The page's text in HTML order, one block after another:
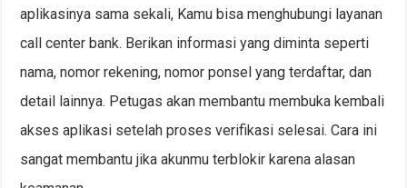
aplikasinya sama sekali, Kamu bisa menghubungi layanan
call center bank. Berikan informasi yang diminta seperti
nama, nomor rekening, nomor ponsel yang terdaftar, dan
detail lainnya. Petugas akan membantu membuka kembali
akses aplikasi setelah proses verifikasi selesai. Cara ini
sangat membantu jika akunmu terblokir karena alasan